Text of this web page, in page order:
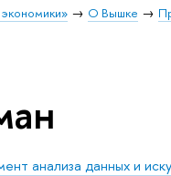
О Вышке
анализа данных и